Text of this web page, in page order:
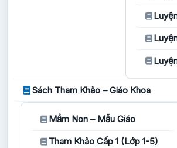
Sách Tham Khảo – Giáo Khoa
Mầm Non – Mẫu Giáo
Tham Khảo Cấp 1 (Lớp 1-5)